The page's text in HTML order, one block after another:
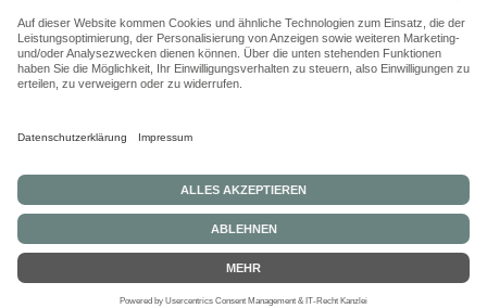
07243 54050 (Mo-Fr: 9.30 - 18:30 Uhr Sa: 9:30 - 16 Uhr)
SERVICE-HOTLINE
Alle Preise inkl. gesetzl. Mehrwertsteuer zzgl.